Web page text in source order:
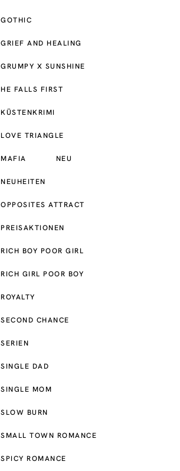
GOTHIC
GRIEF AND HEALING
GRUMPY X SUNSHINE
HE FALLS FIRST
KÜSTENKRIMI
LOVE TRIANGLE
MAFIA NEU
NEUHEITEN
OPPOSITES ATTRACT
PREISAKTIONEN
RICH BOY POOR GIRL
RICH GIRL POOR BOY
ROYALTY
SECOND CHANCE
SERIEN
SINGLE DAD
SINGLE MOM
SLOW BURN
SMALL TOWN ROMANCE
SPICY ROMANCE